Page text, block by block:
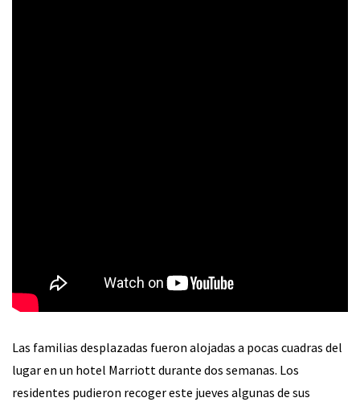
Las familias desplazadas fueron alojadas a pocas cuadras del
lugar en un hotel Marriott durante dos semanas. Los
residentes pudieron recoger este jueves algunas de sus